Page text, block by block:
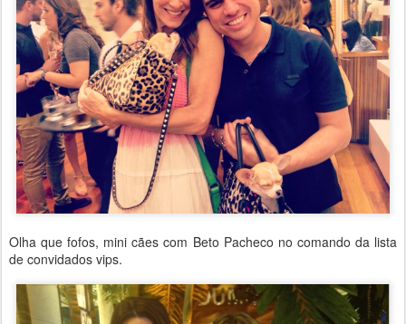
Olha que fofos, mini cães com Beto Pacheco no comando da lista
de convidados vips.